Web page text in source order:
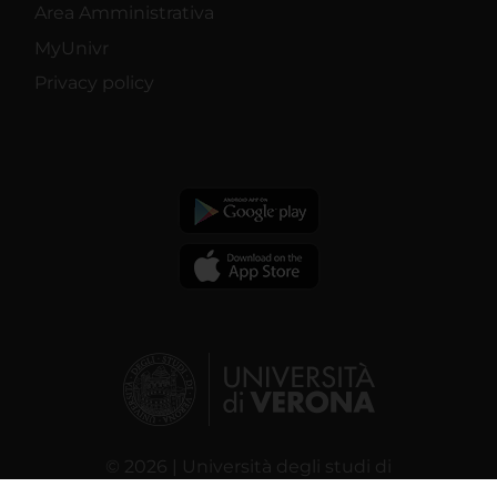
Area Amministrativa
MyUnivr
Privacy policy
© 2026 | Università degli studi di